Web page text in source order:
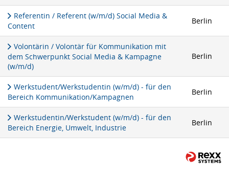
Referentin / Referent (w/m/d) Social Media &
Content
Berlin
Volontärin / Volontär für Kommunikation mit
dem Schwerpunkt Social Media & Kampagne
(w/m/d)
Berlin
Werkstudent/Werkstudentin (w/m/d) - für den
Bereich Kommunikation/Kampagnen
Berlin
Werkstudentin/Werkstudent (w/m/d) - für den
Bereich Energie, Umwelt, Industrie
Berlin